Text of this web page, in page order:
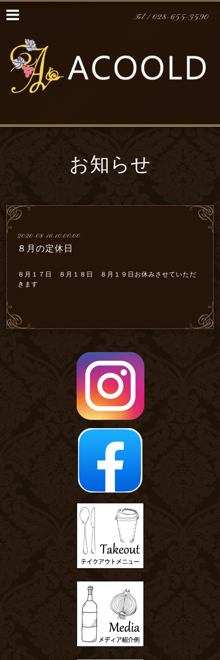
Tel / 028-655-3590
お知らせ
2020-08-16 10:00:00
８月の定休日
８月１７日 ８月１８日 ８月１９日お休みさせていただ
きます